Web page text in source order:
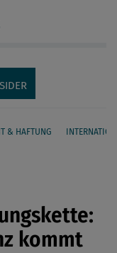
& HAFTUNG
teilen
kommt